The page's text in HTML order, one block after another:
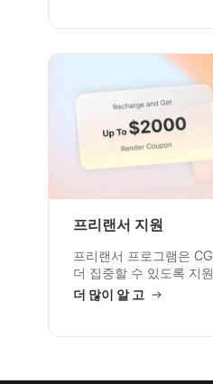
프리랜서 지원
프리랜서 프로그램은
더 집중할 수 있도록 지
더 많이 알 고